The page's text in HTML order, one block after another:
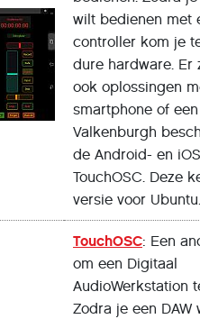
wilt bedienen met
controller kom je
dure hardware. Er
ook oplossingen
smartphone of
Valkenburgh
de Android- en
TouchOSC. Deze
versie voor Ubuntu.
TouchOSC: Een
om een Digitaal
AudioWerkstation
Zodra je een DAW